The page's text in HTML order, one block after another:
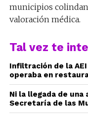
municipios
valoración médica.
Tal vez te
Infiltración de la
operaba en
Ni la llegada de
Secretaría de las